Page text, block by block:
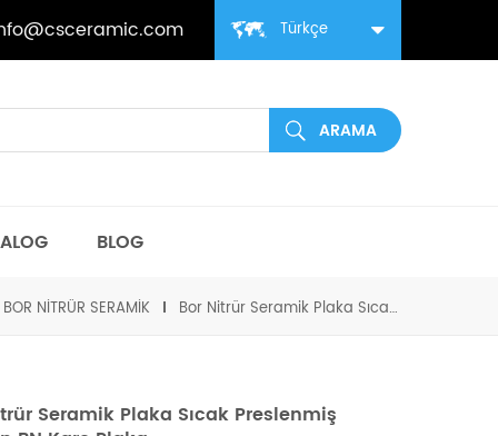
Türkçe
BLOG
BOR NITRÜR SERAMIK Bor Nitrür Seramik Plaka Sıcak Preslenmiş Altıgen BN Kare Plaka
Seramik Plaka Sıcak Preslenmiş